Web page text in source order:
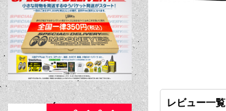
レビュー一覧